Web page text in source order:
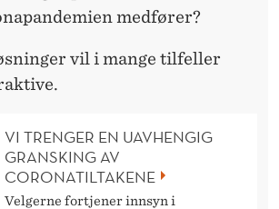
medfører?
vil i mange tilfeller
VI TRENGER EN UAVHENGIG
GRANSKING AV
CORONATILTAKENE
Velgerne fortjener innsyn i